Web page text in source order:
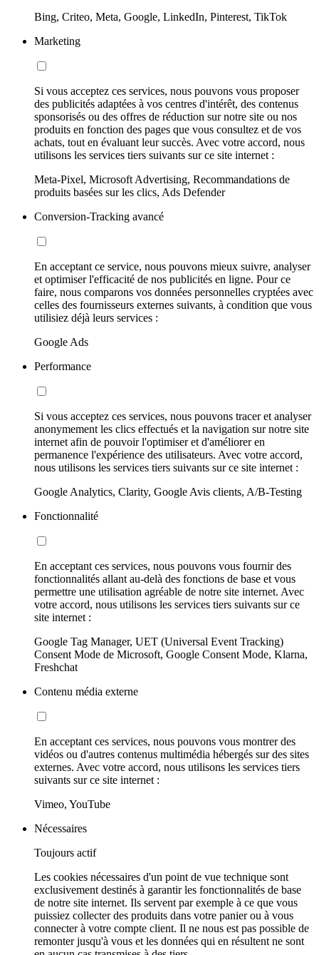
Bing, Criteo, Meta, Google, LinkedIn, Pinterest, TikTok
Marketing
Si vous acceptez ces services, nous pouvons vous proposer
des publicités adaptées à vos centres d'intérêt, des contenus
sponsorisés ou des offres de réduction sur notre site ou nos
produits en fonction des pages que vous consultez et de vos
achats, tout en évaluant leur succès. Avec votre accord, nous
utilisons les services tiers suivants sur ce site internet :
Meta-Pixel, Microsoft Advertising, Recommandations de
produits basées sur les clics, Ads Defender
Conversion-Tracking avancé
En acceptant ce service, nous pouvons mieux suivre, analyser
et optimiser l'efficacité de nos publicités en ligne. Pour ce
faire, nous comparons vos données personnelles cryptées avec
celles des fournisseurs externes suivants, à condition que vous
utilisiez déjà leurs services :
Google Ads
Performance
Si vous acceptez ces services, nous pouvons tracer et analyser
anonymement les clics effectués et la navigation sur notre site
internet afin de pouvoir l'optimiser et d'améliorer en
permanence l'expérience des utilisateurs. Avec votre accord,
nous utilisons les services tiers suivants sur ce site internet :
Google Analytics, Clarity, Google Avis clients, A/B-Testing
Fonctionnalité
En acceptant ces services, nous pouvons vous fournir des
fonctionnalités allant au-delà des fonctions de base et vous
permettre une utilisation agréable de notre site internet. Avec
votre accord, nous utilisons les services tiers suivants sur ce
site internet :
Google Tag Manager, UET (Universal Event Tracking)
Consent Mode de Microsoft, Google Consent Mode, Klarna,
Freshchat
Contenu média externe
En acceptant ces services, nous pouvons vous montrer des
vidéos ou d'autres contenus multimédia hébergés sur des sites
externes. Avec votre accord, nous utilisons les services tiers
suivants sur ce site internet :
Vimeo, YouTube
Nécessaires
Toujours actif
Les cookies nécessaires d'un point de vue technique sont
exclusivement destinés à garantir les fonctionnalités de base
de notre site internet. Ils servent par exemple à ce que vous
puissiez collecter des produits dans votre panier ou à vous
connecter à votre compte client. Il ne nous est pas possible de
remonter jusqu'à vous et les données qui en résultent ne sont